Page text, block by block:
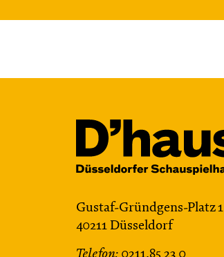
Gustaf-Gründgens-Platz 1
40211 Düsseldorf